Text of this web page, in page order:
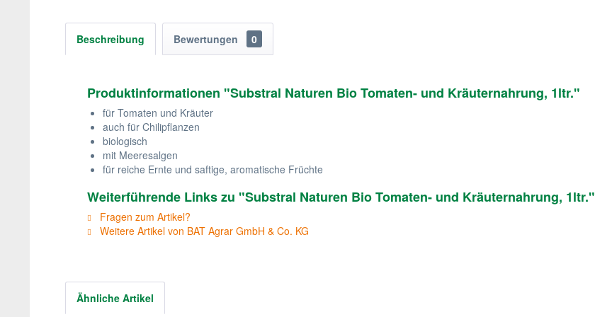
Beschreibung Bewertungen 0
Produktinformationen "Substral Naturen Bio Tomaten- und Kräuternahrung, 1ltr."
für Tomaten und Kräuter
auch für Chilipflanzen
biologisch
mit Meeresalgen
für reiche Ernte und saftige, aromatische Früchte
Weiterführende Links zu "Substral Naturen Bio Tomaten- und Kräuternahrung, 1ltr."
Fragen zum Artikel?
Weitere Artikel von BAT Agrar GmbH & Co. KG
Ähnliche Artikel